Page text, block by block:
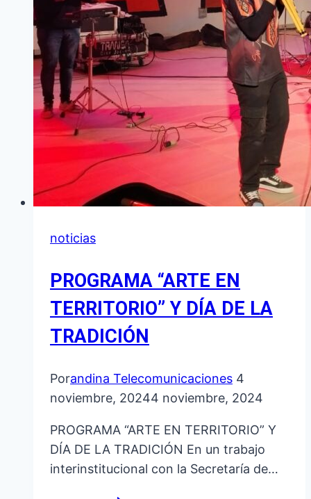
noticias
PROGRAMA “ARTE EN
TERRITORIO” Y DÍA DE LA
TRADICIÓN
Porandina Telecomunicaciones 4
noviembre, 20244 noviembre, 2024
PROGRAMA “ARTE EN TERRITORIO” Y
DÍA DE LA TRADICIÓN En un trabajo
interinstitucional con la Secretaría de…